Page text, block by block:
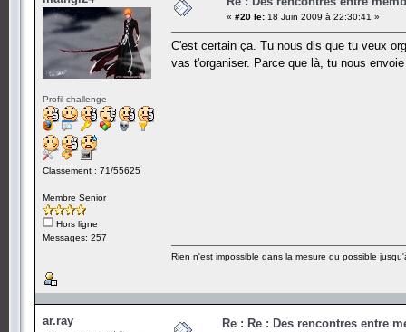
Profil challenge
Classement : 71/55625
Membre Senior
Hors ligne
Messages: 257
« #20 le: 18 Juin 2009 à 22:30:41 »
C'est certain ça. Tu nous dis que tu veux
vas t'organiser. Parce que là, tu nous
Rien n'est impossible dans la mesure du possible
ar.ray Re : Re : Des rencontres entre